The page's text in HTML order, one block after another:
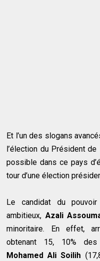
Et l’un des slogans
l’élection du Président
possible dans ce pays
tour d’une élection
Le candidat du
ambitieux, Azali
minoritaire. En effet,
obtenant 15, 10%
Mohamed Ali Soilih